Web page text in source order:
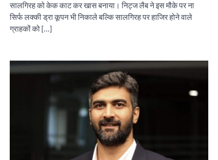
सालगिरह को केक काट कर खास बनाया। निट्ज लैब ने इस मौके पर ना
सिर्फ लक्की ड्रा कूपन भी निकाले बल्कि सालगिरह पर हाजिर होने वाले
ग्राहकों को […]
“वोकल फॉर लोकल” से “लोकल टू ग्लोबल” की ओर भारत
का बढ़ता कदम, 12 से 15 अगस्त तक भारत मंडपम में होगा
भव्य भारत व्यापार महोत्सव : हरीश गर्ग
City uday August 6, 2026